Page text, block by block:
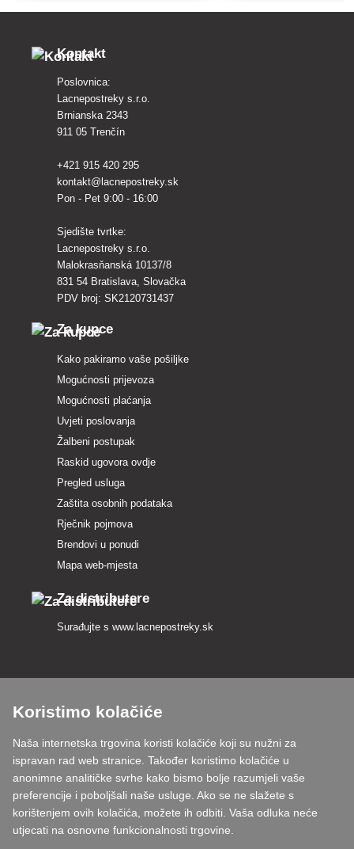
Kontakt
Poslovnica:
Lacnepostreky s.r.o.
Brnianska 2343
911 05 Trenčín
+421 915 420 295
kontakt@lacnepostreky.sk
Pon - Pet 9:00 - 16:00
Sjedište tvrtke:
Lacnepostreky s.r.o.
Malokrasňanská 10137/8
831 54 Bratislava, Slovačka
PDV broj: SK2120731437
Za kupce
Kako pakiramo vaše pošiljke
Mogućnosti prijevoza
Mogućnosti plaćanja
Uvjeti poslovanja
Žalbeni postupak
Raskid ugovora ovdje
Pregled usluga
Zaštita osobnih podataka
Rječnik pojmova
Brendovi u ponudi
Mapa web-mjesta
Za distributere
Surađujte s www.lacnepostreky.sk
Uvijek ćemo vas profesionalno savjetovati
Reklamacije obrađujemo u roku od 24 sata
Dostava u roku od 24 sata od ponedjeljka do petka
Koristimo kolačiće
Naša internetska trgovina koristi kolačiće koji su nužni za
ispravan rad web stranice. Također koristimo kolačiće u
anonimne analitičke svrhe kako bismo bolje razumjeli vaše
preferencije i poboljšali naše usluge. Ako se ne slažete s
korištenjem ovih kolačića, možete ih odbiti. Vaša odluka neće
utjecati na osnovne funkcionalnosti trgovine.